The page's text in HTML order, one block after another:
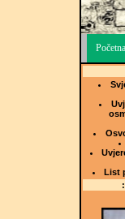
Početna
List